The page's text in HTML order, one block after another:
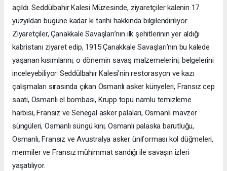
açıldı. Seddülbahir Kalesi Müzesinde, ziyaretçiler kalenin 17.
yüzyıldan bugüne kadar ki tarihi hakkında bilgilendiriliyor.
Ziyaretçiler, Çanakkale Savaşları’nın ilk şehitlerinin yer aldığı
kabristanı ziyaret edip, 1915 Çanakkale Savaşları’nın bu kalede
yaşanan kısımlarını, o dönemin savaş malzemelerini, belgelerini
inceleyebiliyor. Seddülbahir Kalesi’nin restorasyon ve kazı
çalışmaları sırasında çıkan Osmanlı asker künyeleri, Fransız cep
saati, Osmanlı el bombası, Krupp topu namlu temizleme
harbisi, Fransız ve Senegal asker palaları, Osmanlı mavzer
süngüleri, Osmanlı süngü kını, Osmanlı palaska barutluğu,
Osmanlı, Fransız ve Avustralya asker üniforması kol düğmeleri,
mermiler ve Fransız mühimmat sandığı ile savaşın izleri
yaşatılıyor.